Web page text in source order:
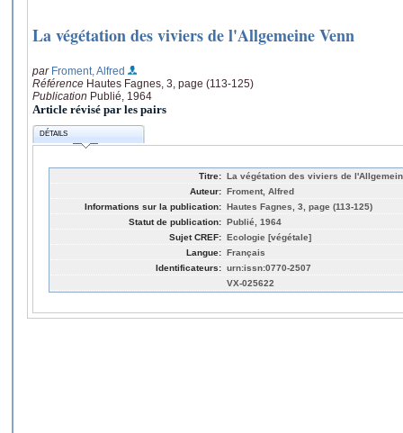
La végétation des viviers de l'Allgemeine Venn
par Froment, Alfred
Référence Hautes Fagnes, 3, page (113-125)
Publication Publié, 1964
Article révisé par les pairs
DÉTAILS
Titre: La végétation des viviers de
Auteur: Froment, Alfred
Informations sur la publication: Hautes Fagnes, 3, page (113-125)
Statut de publication: Publié, 1964
Sujet CREF: Ecologie [végétale]
Langue: Français
Identificateurs: urn:issn:0770-2507
VX-025622